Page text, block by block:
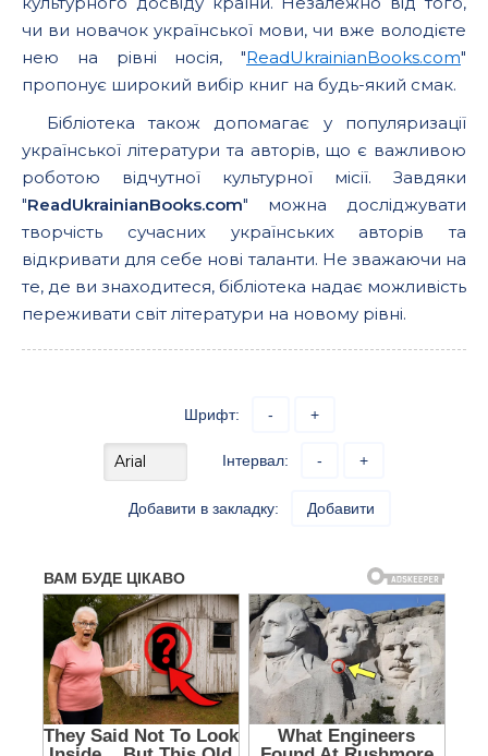
чи ви новачок української мови, чи вже володієте
нею на рівні носія, "ReadUkrainianBooks.com"
пропонує широкий вибір книг на будь-який смак.
Бібліотека також допомагає у популяризації
української літератури та авторів, що є важливою
роботою відчутної культурної місії. Завдяки
"ReadUkrainianBooks.com" можна досліджувати
творчість сучасних українських авторів та
відкривати для себе нові таланти. Не зважаючи на
те, де ви знаходитеся, бібліотека надає можливість
переживати світ літератури на новому рівні.
Шрифт: - +
Інтервал: - +
Добавити в закладку: Добавити